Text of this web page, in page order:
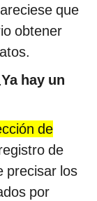
que
obtener
hay un
de
de
precisar los
por